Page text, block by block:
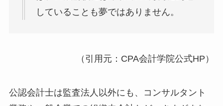
していることも夢ではありません。
（引用元：CPA会計学院公式HP）
公認会計士は監査法人以外にも、コンサルタント